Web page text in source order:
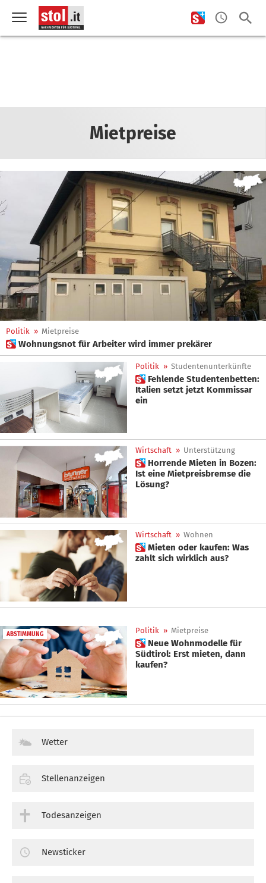
Mietpreise
Politik » Mietpreise
 Wohnungsnot für Arbeiter wird immer prekärer
Politik » Studentenunterkünfte
 Fehlende Studentenbetten:
Italien setzt jetzt Kommissar
ein
Wirtschaft » Unterstützung
 Horrende Mieten in Bozen:
Ist eine Mietpreisbremse die
Lösung?
Wirtschaft » Wohnen
 Mieten oder kaufen: Was
zahlt sich wirklich aus?
ABSTIMMUNG Politik » Mietpreise
 Neue Wohnmodelle für
Südtirol: Erst mieten, dann
kaufen?
Wetter
Stellenanzeigen
Todesanzeigen
Newsticker